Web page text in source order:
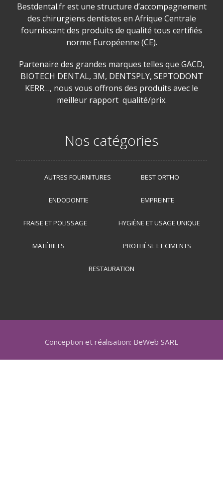
Bestdental.fr est une structure d’accompagnement
des chirurgiens dentistes en Afrique Centrale
fournissant des produits de qualité tous certifiés
norme Européenne (CE).
Partenaire des grandes marques telles que GACD,
BIOTECH DENTAL, 3M, DENTSPLY, SEPTODONT
KERR…, nous vous offrons des produits avec le
meilleur rapport qualité/prix.
Nos catégories
AUTRES FOURNITURES BEST ORTHO
ENDODONTIE EMPREINTE
FRAISE ET POLISSAGE HYGIÈNE ET USAGE UNIQUE
MATÉRIELS PROTHÈSE ET CIMENTS
RESTAURATION
Conception et réalisation: BeWeb SARL